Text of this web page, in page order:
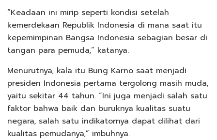
“Keadaan ini mirip seperti kondisi setelah
kemerdekaan Republik Indonesia di mana saat itu
kepemimpinan Bangsa Indonesia sebagian besar di
tangan para pemuda,” katanya.
Menurutnya, kala itu Bung Karno saat menjadi
presiden Indonesia pertama tergolong masih muda,
yaitu sekitar 44 tahun. “Ini juga menjadi salah satu
faktor bahwa baik dan buruknya kualitas suatu
negara, salah satu indikatornya dapat dilihat dari
kualitas pemudanya,” imbuhnya.